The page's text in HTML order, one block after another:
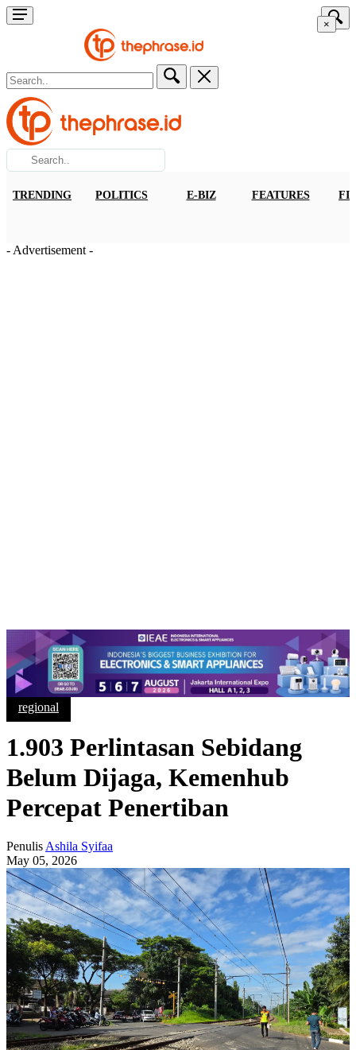
×
TRENDING POLITICS E-BIZ FEATURES
- Advertisement -
regional
1.903 Perlintasan Sebidang
Belum Dijaga, Kemenhub
Percepat Penertiban
Penulis Ashila Syifaa
May 05, 2026